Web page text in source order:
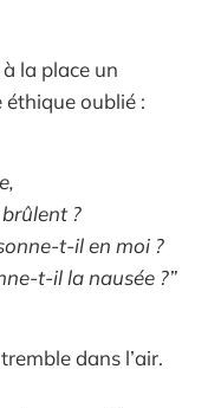
la place un
oublié :
?
t-il en moi ?
t-il la nausée ?”
dans l’air.